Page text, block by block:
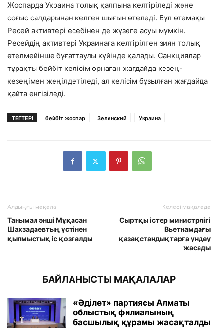
Жоспарда Украина толық қалпына келтіріледі және
соғыс салдарынан келген шығын өтеледі. Бұл өтемақы
Ресей активтері есебінен де жүзеге асуы мүмкін.
Ресейдің активтері Украинаға келтірілген зиян толық
өтелмейінше бұғаттаулы күйінде қалады. Санкциялар
тұрақты бейбіт келісім орнаған жағдайда кезең-
кезеңімен жеңілдетіледі, ал келісім бұзылған жағдайда
қайта енгізіледі.
ТЕГТЕРІ бейбіт жоспар Зеленский Украина
Алдыңғы мақала
Танымал әнші Мұқасан
Шахзадаевтың үстінен
қылмыстық іс қозғалды
Келесі мақалада
Сыртқы істер министрлігі
Вьетнамдағы
қазақстандықтарға үндеу
жасады
БАЙЛАНЫСТЫ МАҚАЛАЛАР
«Әділет» партиясы Алматы
облыстық филиалының
басшылық құрамы жасақталды